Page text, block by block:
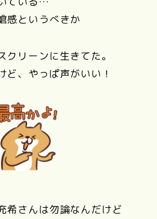
感というべきか
リーンに生きてた。
ど、やっぱ声がいい！
希さんは勿論なんだけど